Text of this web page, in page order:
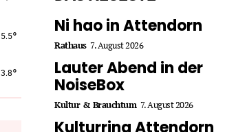
°
°
Ni hao in Attendorn
Rathaus 7. August 2026
Lauter Abend in der
NoiseBox
Kultur & Brauchtum 7. August 2026
Kulturring Attendorn